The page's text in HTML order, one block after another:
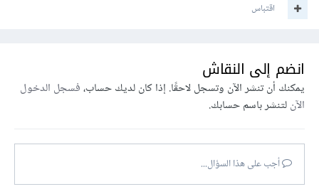
اقتباس
انضم إلى النقاش
يمكنك أن تنشر الآن وتسجل لاحقًا. إذا كان لديك حساب،فسجل الدخول
الآنلتنشر باسم حسابك.
أجب على هذا السؤال...